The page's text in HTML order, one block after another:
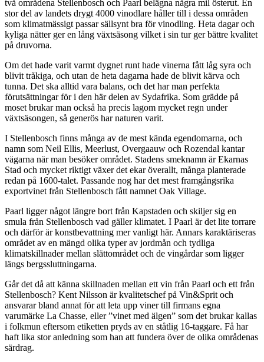
två områdena Stellenbosch och Paarl belägna några mil österut. En
stor del av landets drygt 4000 vinodlare håller till i dessa områden
som klimatmässigt passar sällsynt bra för vinodling. Heta dagar och
kyliga nätter ger en lång växtsäsong vilket i sin tur ger bättre kvalitet
på druvorna.
Om det hade varit varmt dygnet runt hade vinerna fått låg syra och
blivit tråkiga, och utan de heta dagarna hade de blivit kärva och
tunna. Det ska alltid vara balans, och det har man perfekta
förutsättningar för i den här delen av Sydafrika. Som grädde på
moset brukar man också ha precis lagom mycket regn under
växtsäsongen, så generös har naturen varit.
I Stellenbosch finns många av de mest kända egendomarna, och
namn som Neil Ellis, Meerlust, Overgaauw och Rozendal kantar
vägarna när man besöker området. Stadens smeknamn är Ekarnas
Stad och mycket riktigt växer det ekar överallt, många planterade
redan på 1600-talet. Passande nog har det mest framgångsrika
exportvinet från Stellenbosch fått namnet Oak Village.
Paarl ligger något längre bort från Kapstaden och skiljer sig en
smula från Stellenbosch vad gäller klimatet. I Paarl är det lite torrare
och därför är konstbevattning mer vanligt här. Annars karaktäriseras
området av en mängd olika typer av jordmån och tydliga
klimatskillnader mellan slättområdet och de vingårdar som ligger
längs bergssluttningarna.
Går det då att känna skillnaden mellan ett vin från Paarl och ett från
Stellenbosch? Kent Nilsson är kvalitetschef på Vin&Sprit och
ansvarar bland annat för att leta upp viner till firmans egna
varumärke La Chasse, eller ”vinet med älgen” som det brukar kallas
i folkmun eftersom etiketten pryds av en ståtlig 16-taggare. Få har
haft lika stor anledning som han att fundera över de olika områdenas
särdrag.